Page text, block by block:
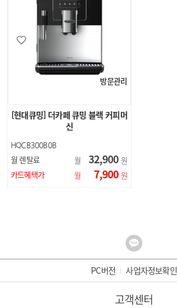
방문관리
[현대큐밍] 더카페 큐밍 블랙 커피머
신
HQCB300B0B
월 렌탈료 월 32,900 원
카드혜택가
월 7,900 원
PC버전 사업자정보확인
고객센터